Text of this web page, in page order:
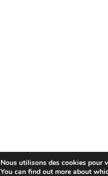
Nous utilisons des cookies pour
You can find out more about